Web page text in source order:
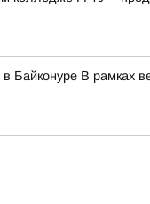
Байконуре В рамках